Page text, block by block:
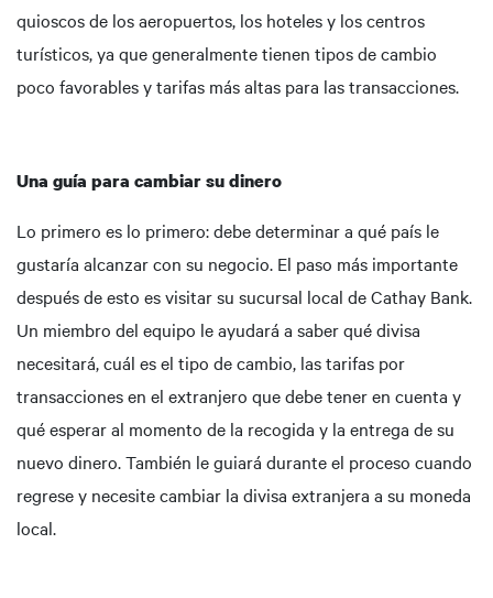
quioscos de los aeropuertos, los hoteles y los centros
turísticos, ya que generalmente tienen tipos de cambio
poco favorables y tarifas más altas para las transacciones.
Una guía para cambiar su dinero
Lo primero es lo primero: debe determinar a qué país le
gustaría alcanzar con su negocio. El paso más importante
después de esto es visitar su sucursal local de Cathay Bank.
Un miembro del equipo le ayudará a saber qué divisa
necesitará, cuál es el tipo de cambio, las tarifas por
transacciones en el extranjero que debe tener en cuenta y
qué esperar al momento de la recogida y la entrega de su
nuevo dinero. También le guiará durante el proceso cuando
regrese y necesite cambiar la divisa extranjera a su moneda
local.